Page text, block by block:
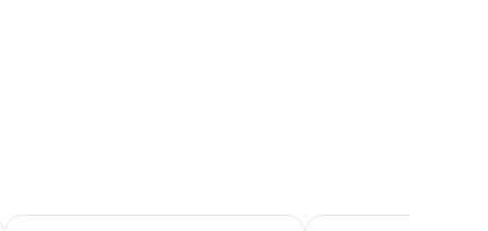
Kos City Sunstone Kos Aktis Art Hotel